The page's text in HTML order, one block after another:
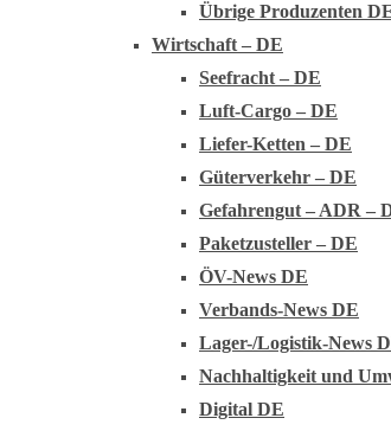
Übrige Produzenten
Wirtschaft – DE
Seefracht – DE
Luft-Cargo – DE
Liefer-Ketten – DE
Güterverkehr – DE
Gefahrengut – ADR –
Paketzusteller – DE
ÖV-News DE
Verbands-News DE
Lager-/Logistik-News
Nachhaltigkeit und
Digital DE